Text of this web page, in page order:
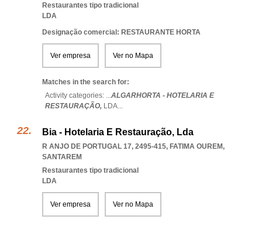
Restaurantes tipo tradicional
LDA
Designação comercial: RESTAURANTE HORTA
Ver empresa Ver no Mapa
Matches in the search for:
Activity categories: ...ALGARHORTA - HOTELARIA E
RESTAURAÇÃO, LDA...
Bia - Hotelaria E Restauração, Lda
R ANJO DE PORTUGAL 17, 2495-415, FATIMA OUREM,
SANTAREM
Restaurantes tipo tradicional
LDA
Ver empresa Ver no Mapa